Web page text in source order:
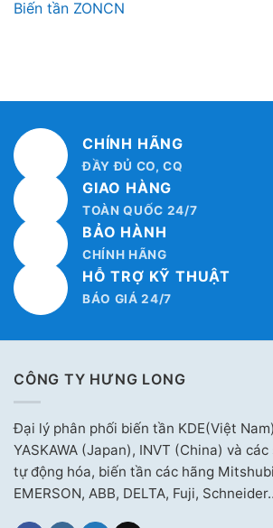
Biến tần ZONCN
CHÍNH HÃNG
ĐẦY ĐỦ CO, CQ
GIAO HÀNG
TOÀN QUỐC 24/7
BẢO HÀNH
CHÍNH HÃNG
HỖ TRỢ KỸ THUẬT
BÁO GIÁ 24/7
CÔNG TY HƯNG LONG
Đại lý phân phối biến tần KDE(Việt
YASKAWA (Japan), INVT (China) và
tự động hóa, biến tần các hãng
EMERSON, ABB, DELTA, Fuji,